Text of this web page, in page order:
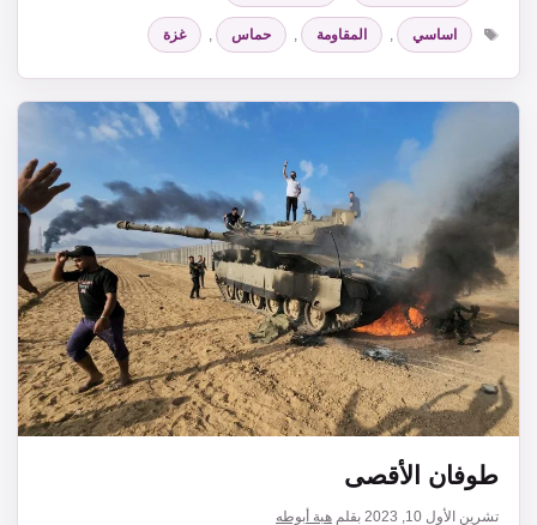
الوسوم
اساسي , المقاومة , حماس , غزة
طوفان الأقصى
تشرين الأول 10, 2023 بقلم هبة أبوطه